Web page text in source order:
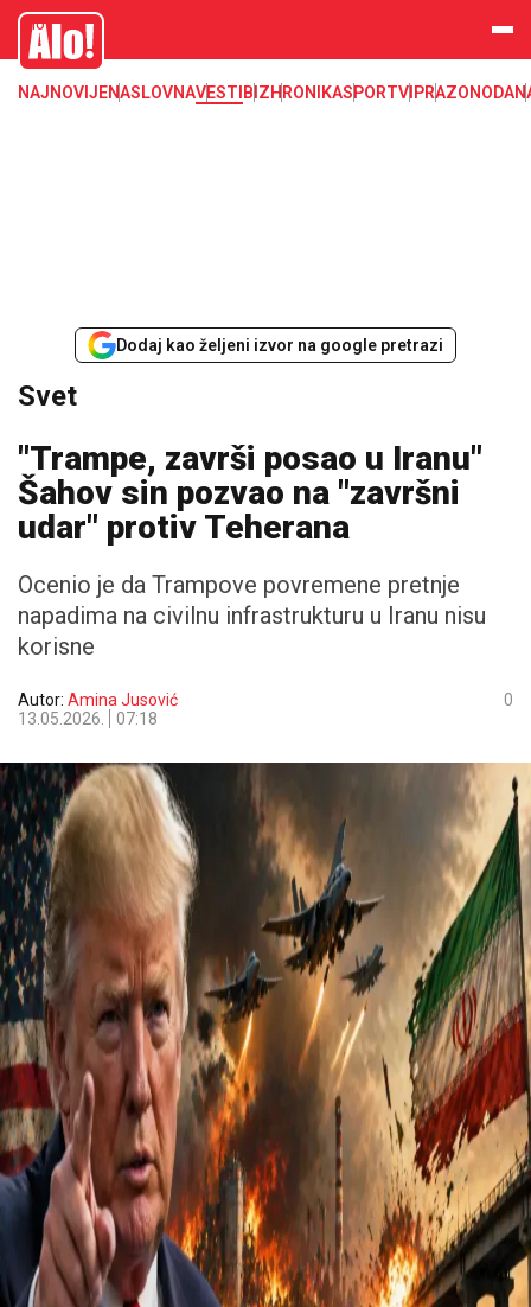
Svet, Ruske vesti, Planeta, Region
Alo
NAJNOVIJENASLOVNAVESTI BIZHRONIKASPORTVIPRAZONODA
Dodaj kao željeni izvor na google pretrazi
Svet
"Trampe, završi posao u Iranu"
Šahov sin pozvao na "završni
udar" protiv Teherana
Ocenio je da Trampove povremene pretnje
napadima na civilnu infrastrukturu u Iranu nisu
korisne
Autor: Amina Jusović
13.05.2026.
07:18
0